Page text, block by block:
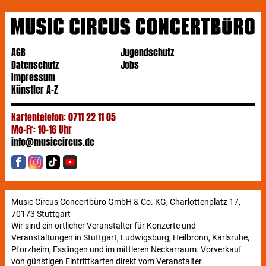
AGB
Datenschutz
Impressum
Jugendschutz
Jobs
Künstler A-Z
Kartentelefon: 0711 22 11 05
Mo-Fr: 10-16 Uhr
info@musiccircus.de
Music Circus Concertbüro GmbH & Co. KG, Charlottenplatz 17,
70173 Stuttgart
Wir sind ein örtlicher Veranstalter für Konzerte und
Veranstaltungen in Stuttgart, Ludwigsburg, Heilbronn, Karlsruhe,
Pforzheim, Esslingen und im mittleren Neckarraum. Vorverkauf
von günstigen Eintrittkarten direkt vom Veranstalter.